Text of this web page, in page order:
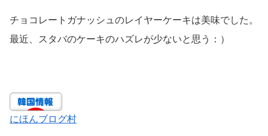
チョコレートガナッシュのレイヤーケーキは美味でした。
最近、スタバのケーキのハズレが少ないと思う：）
にほんブログ村